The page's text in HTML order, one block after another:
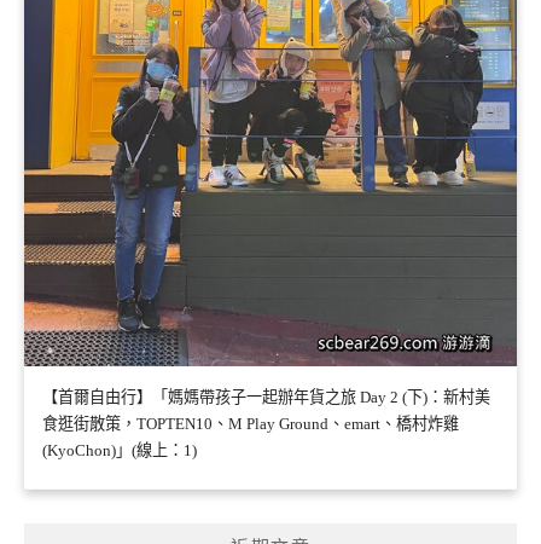
【首爾自由行】「媽媽帶孩子一起辦年貨之旅 Day 2 (下)：新村美
食逛街散策，TOPTEN10、M Play Ground、emart、橋村炸雞
(KyoChon)」(線上：1)